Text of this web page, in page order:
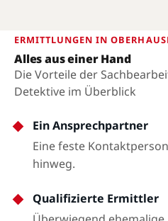
ERMITTLUNGEN IN
Alles aus einer Hand
Die Vorteile der
Detektive im Überblick
Ein Ansprechpartner
Eine feste
hinweg.
Qualifizierte Ermittler